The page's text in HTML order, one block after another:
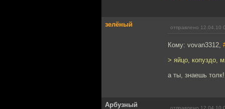
зелёный отправлено 12.04.10
Кому: vovan3312,
> яйцо, копуздо,
а ты, знаешь толк!
Арбузный
отправлено 12.04.10